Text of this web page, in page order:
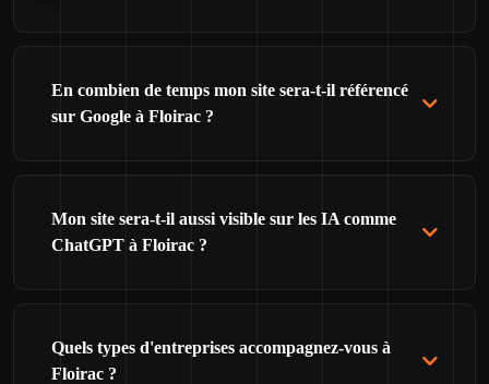
En combien de temps mon site sera-t-il référencé
sur Google à Floirac ?
Mon site sera-t-il aussi visible sur les IA comme
ChatGPT à Floirac ?
Quels types d'entreprises accompagnez-vous à
Floirac ?